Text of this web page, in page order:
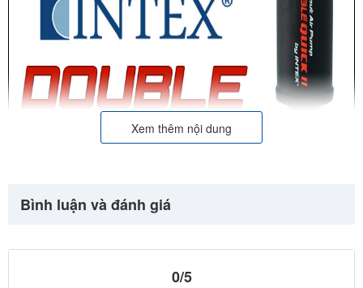
Xem thêm nội dung
Bình luận và đánh giá
0/5